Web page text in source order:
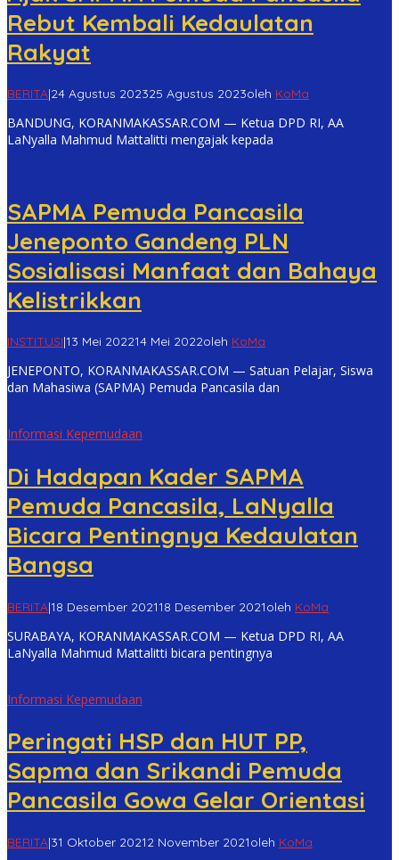
Rebut Kembali Kedaulatan
Rakyat
BERITA|24 Agustus 202325 Agustus 2023oleh KoMa
BANDUNG, KORANMAKASSAR.COM — Ketua DPD RI, AA
LaNyalla Mahmud Mattalitti mengajak kepada
SAPMA Pemuda Pancasila
Jeneponto Gandeng PLN
Sosialisasi Manfaat dan Bahaya
Kelistrikkan
INSTITUSI|13 Mei 202214 Mei 2022oleh KoMa
JENEPONTO, KORANMAKASSAR.COM — Satuan Pelajar, Siswa
dan Mahasiwa (SAPMA) Pemuda Pancasila dan
Informasi Kepemudaan
Di Hadapan Kader SAPMA
Pemuda Pancasila, LaNyalla
Bicara Pentingnya Kedaulatan
Bangsa
BERITA|18 Desember 202118 Desember 2021oleh KoMa
SURABAYA, KORANMAKASSAR.COM — Ketua DPD RI, AA
LaNyalla Mahmud Mattalitti bicara pentingnya
Informasi Kepemudaan
Peringati HSP dan HUT PP,
Sapma dan Srikandi Pemuda
Pancasila Gowa Gelar Orientasi
BERITA|31 Oktober 20212 November 2021oleh KoMa